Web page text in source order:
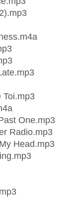
Toi.mp3
One.mp3
Radio.mp3
Head.mp3